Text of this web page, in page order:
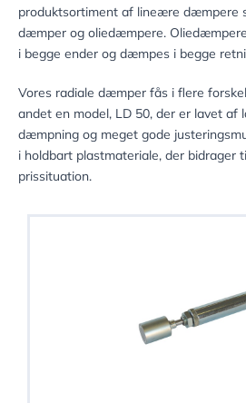
produktsortiment af lineære dæmpere
dæmper og oliedæmpere.
i begge ender og dæmpes i begge
Vores radiale dæmper fås i flere
andet en model, LD 50, der er lavet af
dæmpning og meget gode
i holdbart plastmateriale, der bidrager
prissituation.